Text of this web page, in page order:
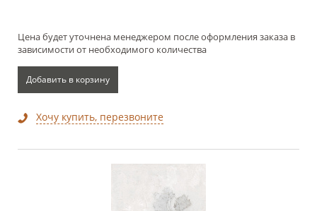
Цена будет уточнена менеджером после оформления заказа в
зависимости от необходимого количества
Добавить в корзину
Хочу купить, перезвоните